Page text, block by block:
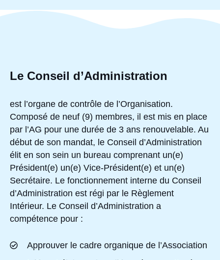
Le Conseil d’Administration
est l’organe de contrôle de l’Organisation.
Composé de neuf (9) membres, il est mis en place
par l’AG pour une durée de 3 ans renouvelable. Au
début de son mandat, le Conseil d’Administration
élit en son sein un bureau comprenant un(e)
Président(e) un(e) Vice-Président(e) et un(e)
Secrétaire. Le fonctionnement interne du Conseil
d’Administration est régi par le Règlement
Intérieur. Le Conseil d’Administration a
compétence pour :
Approuver le cadre organique de l’Association